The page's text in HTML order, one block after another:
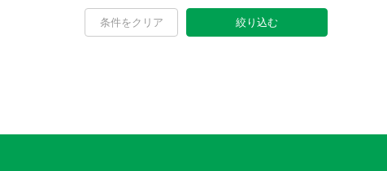
条件をクリア 絞り込む